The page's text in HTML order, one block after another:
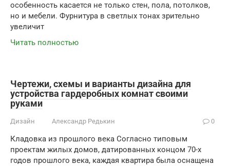
особенность касается не только стен, пола, потолков,
но и мебели. Фурнитура в светлых тонах зрительно
увеличит
Читать полностью
Чертежи, схемы и варианты дизайна для
устройства гардеробных комнат своими
руками
Дизайн Александр Редькин 0
Кладовка из прошлого века Согласно типовым
проектам жилых домов, датированных концом 70-х
годов прошлого века, каждая квартира была оснащена